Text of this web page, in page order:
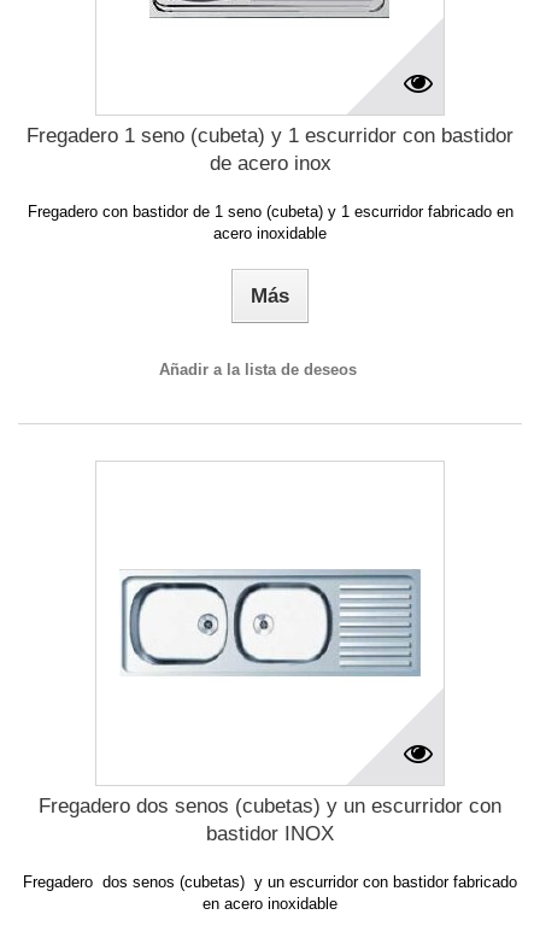
Fregadero 1 seno (cubeta) y 1 escurridor con bastidor
de acero inox
Fregadero con bastidor de 1 seno (cubeta) y 1 escurridor fabricado en
acero inoxidable
Más
Añadir a la lista de deseos
Fregadero dos senos (cubetas) y un escurridor con
bastidor INOX
Fregadero dos senos (cubetas) y un escurridor con bastidor fabricado
en acero inoxidable